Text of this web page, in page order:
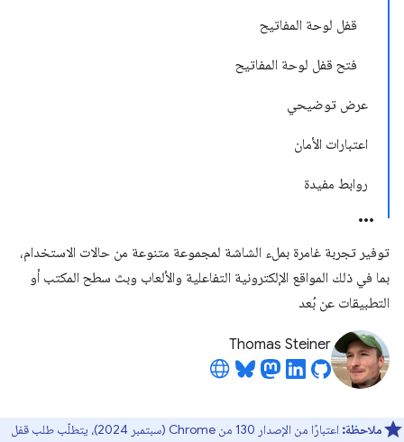
قفل لوحة المفاتيح
فتح قفل لوحة المفاتيح
عرض توضيحي
اعتبارات الأمان
روابط مفيدة
توفير تجربة غامرة بملء الشاشة لمجموعة متنوعة من حالات الاستخدام،
بما في ذلك المواقع الإلكترونية التفاعلية والألعاب وبث سطح المكتب أو
التطبيقات عن بُعد
Thomas Steiner
ملاحظة:
اعتبارًا من الإصدار 130 من Chrome (سبتمبر 2024)، يتطلّب طلب قفل